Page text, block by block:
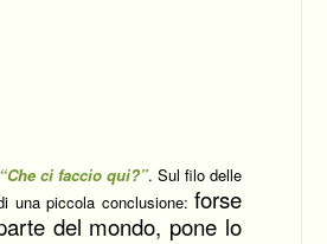
“Che ci faccio qui?”. Sul filo delle
una piccola conclusione:forse
del mondo, pone lo